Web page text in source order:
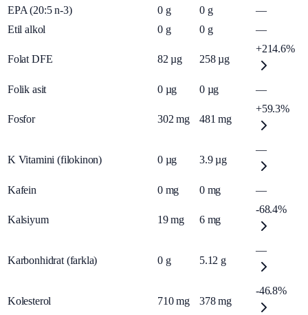
EPA (20:5 n-3) 0 g 0 g
—
Etil alkol
0 g 0 g —
Folat DFE 82 µg 258 µg
+214.6%
Folik asit 0 µg 0 µg —
Fosfor 302 mg 481 mg
+59.3%
K Vitamini (filokinon) 0 µg 3.9 µg
—
Kafein 0 mg 0 mg —
Kalsiyum 19 mg 6 mg
-68.4%
Karbonhidrat (farkla) 0 g 5.12 g
—
Kolesterol 710 mg 378 mg
-46.8%